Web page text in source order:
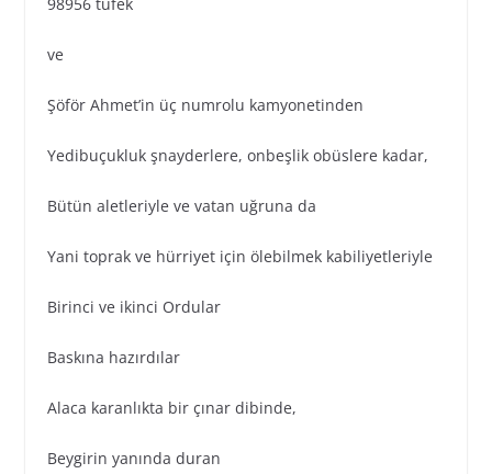
ve
Şöför Ahmet’in üç numrolu kamyonetinden
Yedibuçukluk şnayderlere, onbeşlik obüslere kadar,
Bütün aletleriyle ve vatan uğruna da
Yani toprak ve hürriyet için ölebilmek kabiliyetleriyle
Birinci ve ikinci Ordular
Baskına hazırdılar
Alaca karanlıkta bir çınar dibinde,
Beygirin yanında duran